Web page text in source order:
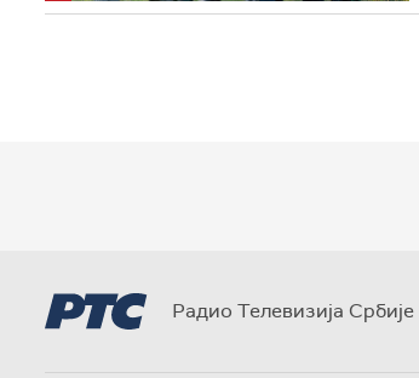
Радио Телевизија Србије